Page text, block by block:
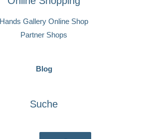
Hands Gallery Online Shop
Partner Shops
Blog
Suche